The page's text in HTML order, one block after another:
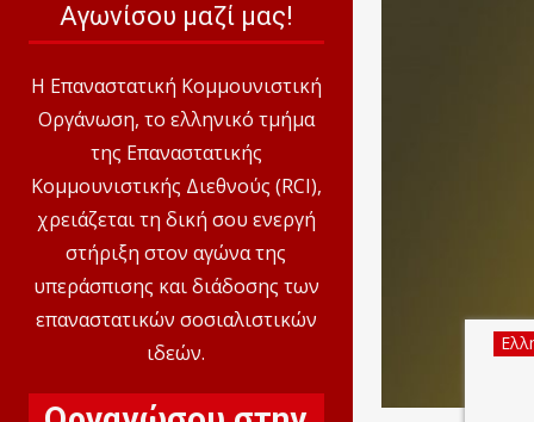
Αγωνίσου μαζί μας!
Η Επαναστατική Κομμουνιστική
Οργάνωση, το ελληνικό τμήμα
της Επαναστατικής
Κομμουνιστικής Διεθνούς (RCI),
χρειάζεται τη δική σου ενεργή
στήριξη στον αγώνα της
υπεράσπισης και διάδοσης των
επαναστατικών σοσιαλιστικών
ιδεών.